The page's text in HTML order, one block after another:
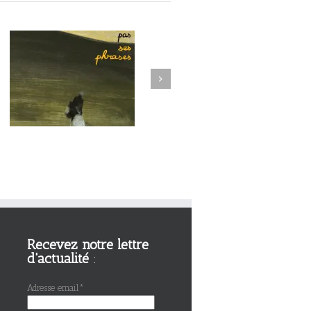
Next
Recevez notre lettre
d'actualité :
Adresse email*